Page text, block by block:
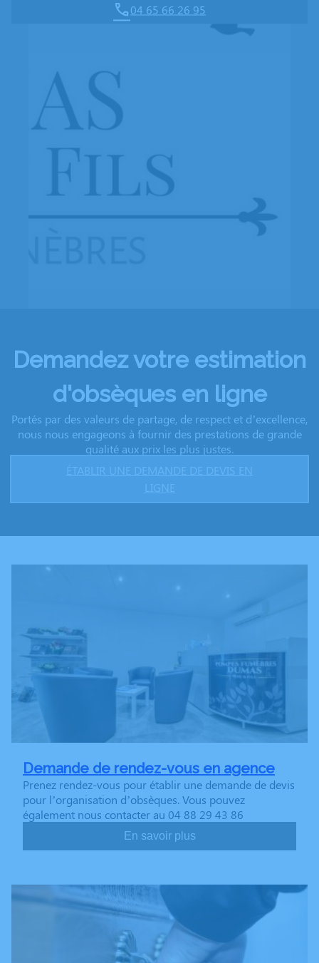
04 65 66 26 95
Demandez votre estimation
d'obsèques en ligne
Portés par des valeurs de partage, de respect et d’excellence,
nous nous engageons à fournir des prestations de grande
qualité aux prix les plus justes.
ÉTABLIR UNE DEMANDE DE DEVIS EN
LIGNE
Demande de rendez-vous en agence
Prenez rendez-vous pour établir une demande de devis
pour l’organisation d’obsèques. Vous pouvez
également nous contacter au 04 88 29 43 86
En savoir plus